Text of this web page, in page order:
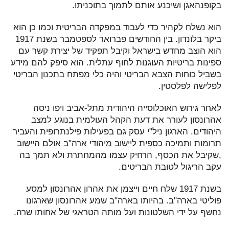
בקופנהאגן ושיכנע אותם לתמוך בתוכניתו.
הוא נשלח לקהיר כדי לעבוד במפקדה הבריטית וכמו כן הוא
ביקר בלונדון. בין החודשים פברואר לספטמבר בשנת 1917
הוא הוצב מחדש בישראל וקיבל תפקיד של יצירת קשר עם
ספינות בריטיות העוגנות לחוף עתלית. הוא סיפק להם מידע
בשביל כוחות הצבא הבריטי והיה כלי מפתח בתכנון הבריטי
לפלישה לפלסטין.
לאחר גירוש האוכלוסייה היהודית מתל-אביב ויפו ניסה
אהרונסון לעורר את דעת הקהל העולמית בנוגע למצב
היהודים. הארגון ניל"י עסק גם בפעילות פילנתרופית והעביר
תרומות ותמיכה כספית ליישוב מיהודי ארה"ב אולם היישוב
,שקיבל את הכסף, הרחיק עצמו מהמחתרת ולא תמך בה
עקב הריגול לטובת הבריטים.
בשנת 1917 שלח חיים וייצמן את אהרון אהרונסון למסע
פוליטי בארה"ב. בהיותו בארה"ב שמע אהרונסון שארגונו
נחשף על ידי השלטונות ועל מותה הטראגי של אחותו שרה.